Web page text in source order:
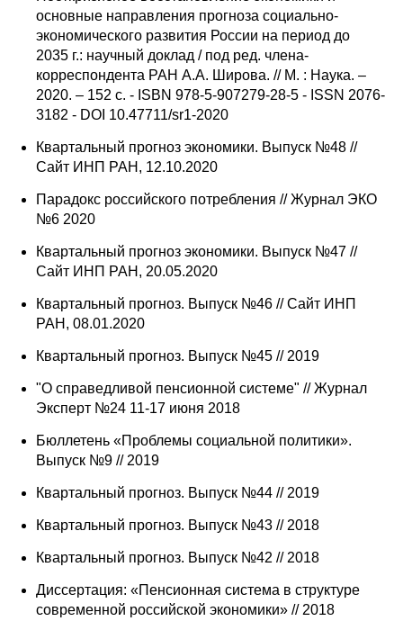
основные направления прогноза социально-
экономического развития России на период до
2035 г.: научный доклад / под ред. члена-
корреспондента РАН А.А. Широва. // М. : Наука. –
2020. – 152 с. - ISBN 978-5-907279-28-5 - ISSN 2076-
3182 - DOI 10.47711/sr1-2020
Квартальный прогноз экономики. Выпуск №48 //
Сайт ИНП РАН, 12.10.2020
Парадокс российского потребления // Журнал ЭКО
№6 2020
Квартальный прогноз экономики. Выпуск №47 //
Сайт ИНП РАН, 20.05.2020
Квартальный прогноз. Выпуск №46 // Сайт ИНП
РАН, 08.01.2020
Квартальный прогноз. Выпуск №45 // 2019
"О справедливой пенсионной системе" // Журнал
Эксперт №24 11-17 июня 2018
Бюллетень «Проблемы социальной политики».
Выпуск №9 // 2019
Квартальный прогноз. Выпуск №44 // 2019
Квартальный прогноз. Выпуск №43 // 2018
Квартальный прогноз. Выпуск №42 // 2018
Диссертация: «Пенсионная система в структуре
современной российской экономики» // 2018